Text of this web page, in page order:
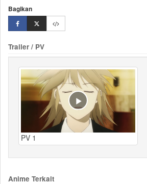
Bagikan
Trailer / PV
PV 1
Anime Terkait